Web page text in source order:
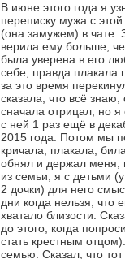
В июне этого года я
переписку мужа с
(она замужем) в чате.
верила ему больше,
была уверена в его
себе, правда плакала
за это время
сказала, что всё знаю,
сначала отрицал, но я
с ней 1 раз ещё в
2015 года. Потом мы
кричала, плакала,
обнял и держал меня,
из семьи, я с детьми
2 дочки) для него
дни когда нельзя, что
хватало близости.
до этого, когда
стать крестным
семью. Сказал, что